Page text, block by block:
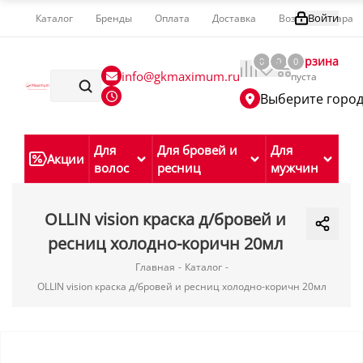
Каталог Бренды Оплата Доставка Возврат товара
Войти
info@gkmaximum.ru
0 0 0
Корзина
пуста
Выберите город
Акции
Для
волос
Для бровей и
ресниц
Для
мужчин
OLLIN vision краска д/бровей и
ресниц холодно-коричн 20мл
Главная - Каталог -
OLLIN vision краска д/бровей и ресниц холодно-коричн 20мл